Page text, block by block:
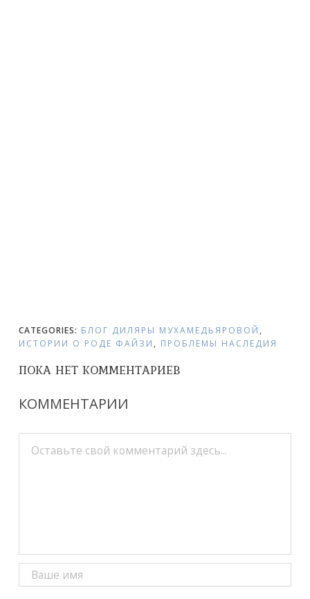
CATEGORIES: БЛОГ ДИЛЯРЫ МУХАМЕДЬЯРОВОЙ ,
ИСТОРИИ О РОДЕ ФАЙЗИ , ПРОБЛЕМЫ НАСЛЕДИЯ
ПОКА НЕТ КОММЕНТАРИЕВ
КОММЕНТАРИИ